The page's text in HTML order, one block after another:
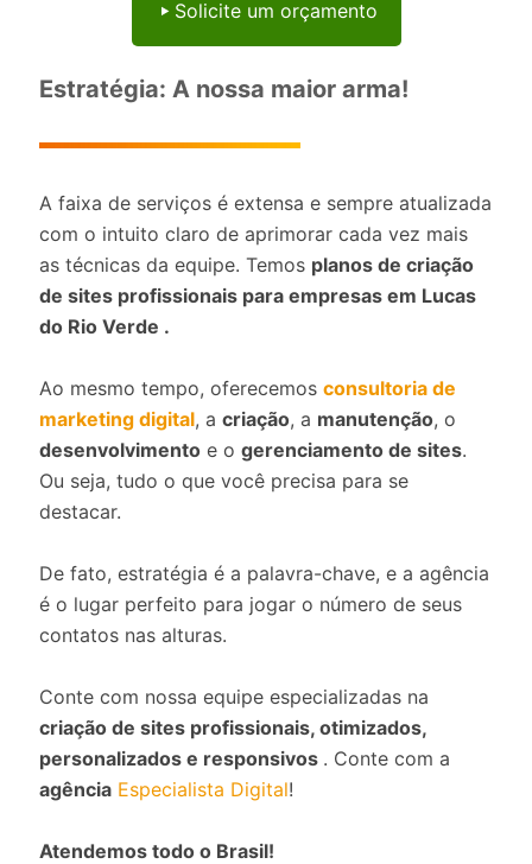
Solicite um orçamento
Estratégia: A nossa maior arma!
A faixa de serviços é extensa e sempre atualizada
com o intuito claro de aprimorar cada vez mais
as técnicas da equipe. Temos planos de criação
de sites profissionais para empresas em Lucas
do Rio Verde .
Ao mesmo tempo, oferecemos consultoria de
marketing digital, a criação, a manutenção, o
desenvolvimento e o gerenciamento de sites.
Ou seja, tudo o que você precisa para se
destacar.
De fato, estratégia é a palavra-chave, e a agência
é o lugar perfeito para jogar o número de seus
contatos nas alturas.
Conte com nossa equipe especializadas na
criação de sites profissionais, otimizados,
personalizados e responsivos . Conte com a
agência Especialista Digital!
Atendemos todo o Brasil!